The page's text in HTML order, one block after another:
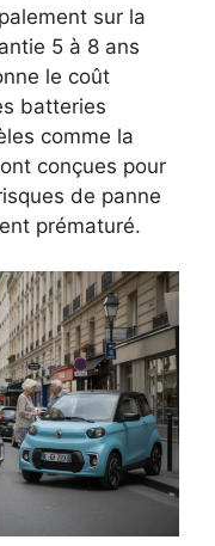
sur la
5 à 8 ans
le coût
batteries
comme la
conçues pour
de panne
prématuré.